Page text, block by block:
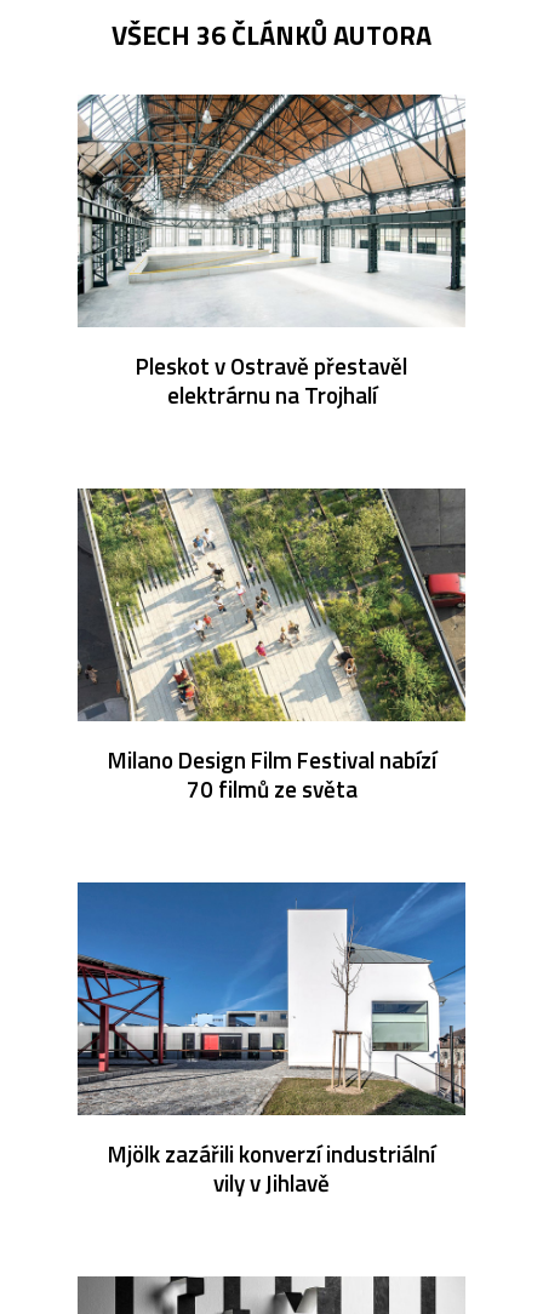
VŠECH 36 ČLÁNKŮ AUTORA
Pleskot v Ostravě přestavěl
elektrárnu na Trojhalí
Milano Design Film Festival nabízí
70 filmů ze světa
Mjölk zazářili konverzí industriální
vily v Jihlavě